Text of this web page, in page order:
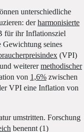
unterschiedliche
derharmonisierte
für ihr Inflationsziel
Gewichtung seines
(VPI)
weiterermethodischer
von 1,6% zwischen
VPI eine Inflation von
umstritten. Forschung
benennt (1)